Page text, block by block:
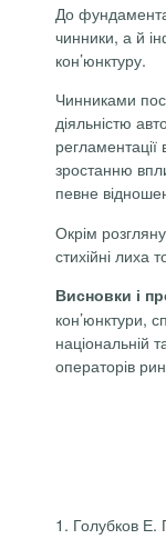
До
чинники, а й
кон’юнктуру.
Чинниками
діяль­ністю
зростанню
певне
Окрім
стихійні лиха
Висновки і
кон’юнктури,
національній
операторів
1. Голубков Е.